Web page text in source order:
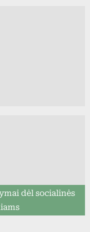
dėl socialinės